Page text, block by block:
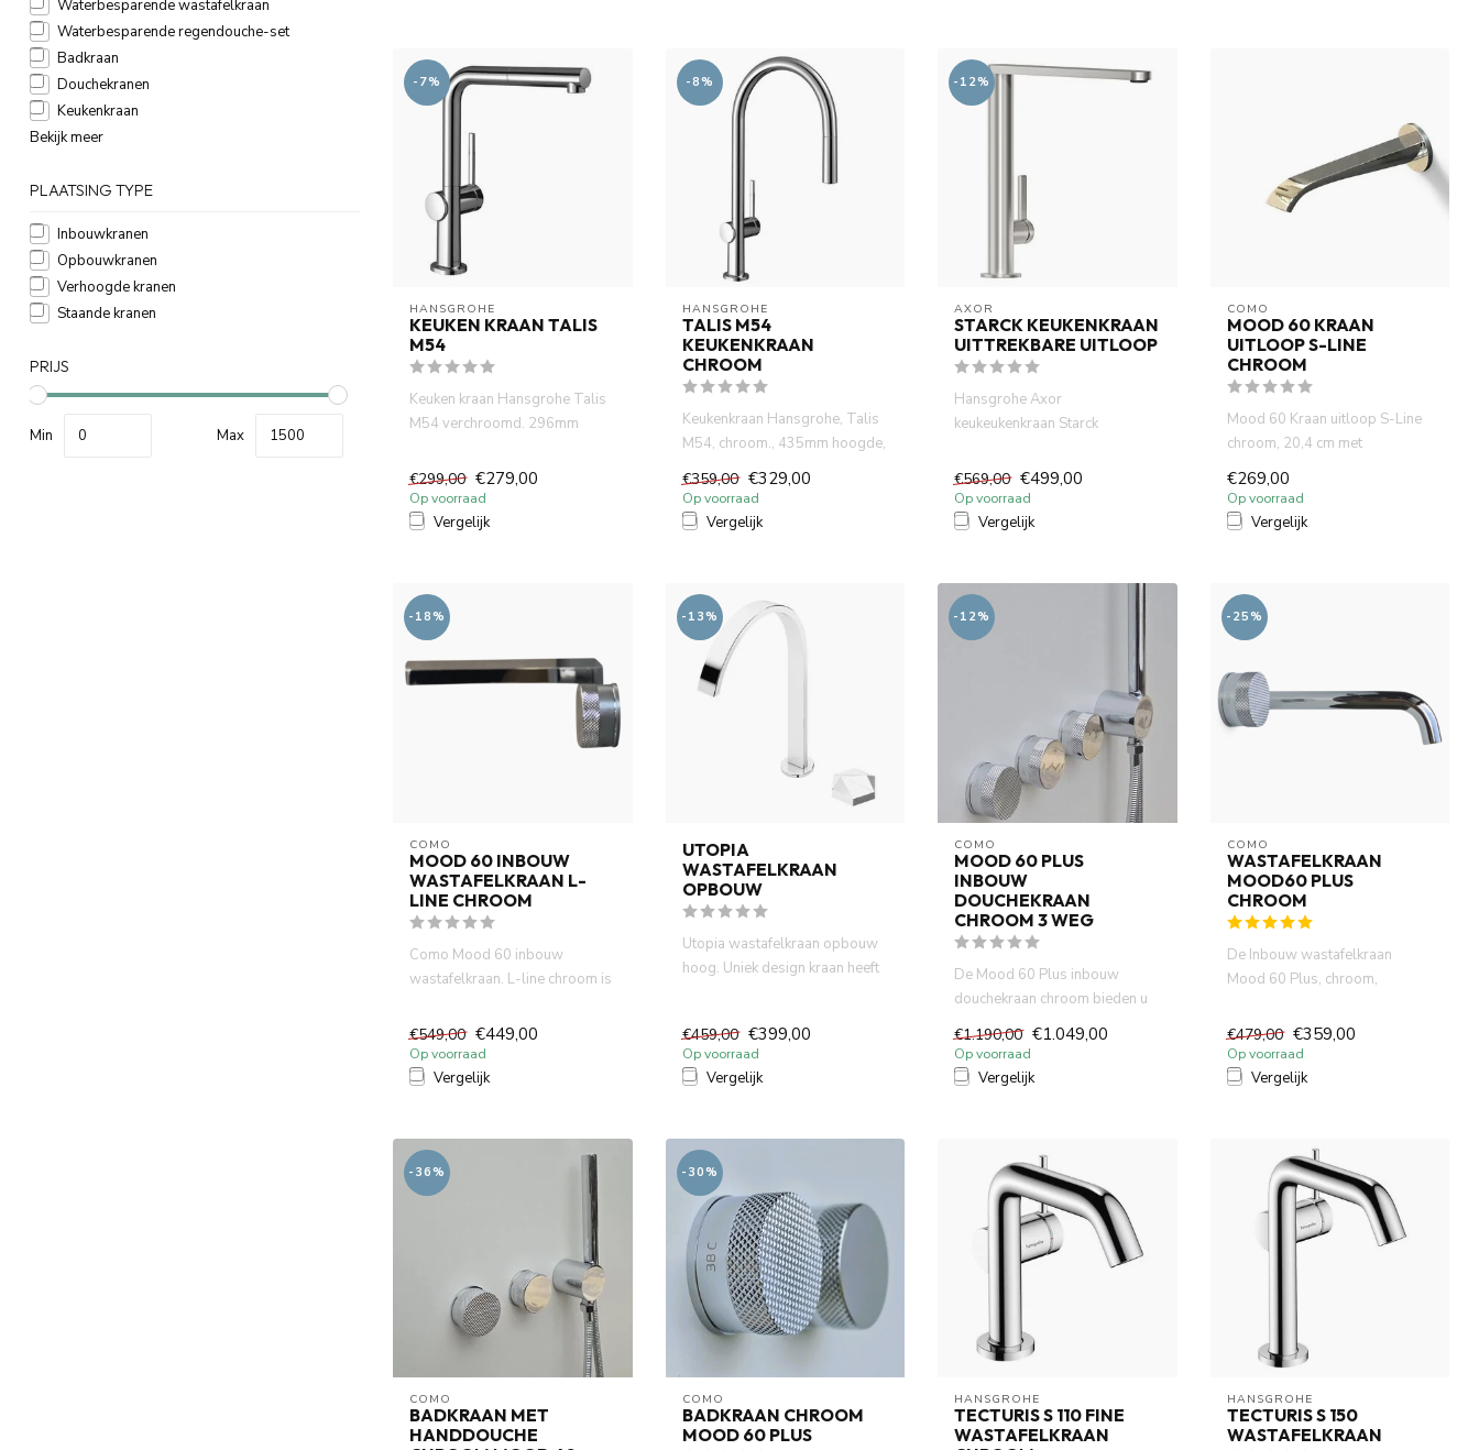
Waterbesparende wastafelkraan
Waterbesparende regendouche-set
Badkraan
Douchekranen
Keukenkraan
Bekijk meer
PLAATSING TYPE
Inbouwkranen
Opbouwkranen
Verhoogde kranen
Staande kranen
PRIJS
Min Max
-7%
HANSGROHE
KEUKEN KRAAN TALIS
M54
Keuken kraan Hansgrohe Talis
M54 verchroomd. 296mm
handdouch...
€299,00 €279,00
Op voorraad
Vergelijk
-8%
HANSGROHE
TALIS M54
KEUKENKRAAN
CHROOM
Keukenkraan Hansgrohe, Talis
M54, chroom., 435mm hoogde,
uittrekbare hoge uitloo...
€359,00 €329,00
Op voorraad
Vergelijk
-12%
AXOR
STARCK KEUKENKRAAN
UITTREKBARE UITLOOP
Hansgrohe Axor
keukeukenkraan Starck
kraanuitloop, eenh...
€569,00 €499,00
Op voorraad
Vergelijk
COMO
MOOD 60 KRAAN
UITLOOP S-LINE
CHROOM
Mood 60 Kraan uitloop S-Line
chroom, 20,4 cm met
waterbesparende functie, 7,5 ...
€269,00
Op voorraad
Vergelijk
-18%
COMO
MOOD 60 INBOUW
WASTAFELKRAAN L-
LINE CHROOM
Como Mood 60 inbouw
wastafelkraan. L-line chroom is
mm...
€549,00 €449,00
Op voorraad
Vergelijk
-13%
UTOPIA
WASTAFELKRAAN
OPBOUW
Utopia wastafelkraan opbouw
hoog. Uniek design kraan heeft
€459,00 €399,00
Op voorraad
Vergelijk
-12%
COMO
MOOD 60 PLUS
INBOUW
DOUCHEKRAAN
CHROOM 3 WEG
De Mood 60 Plus inbouw
douchekraan chroom bieden u
€1.190,00 €1.049,00
Op voorraad
Vergelijk
-25%
COMO
WASTAFELKRAAN
MOOD60 PLUS
CHROOM
De Inbouw wastafelkraan
Mood 60 Plus, chroom,
messing. ...
€479,00 €359,00
Op voorraad
Vergelijk
-36%
COMO
BADKRAAN MET
HANDDOUCHE
-30%
COMO
BADKRAAN CHROOM
MOOD 60 PLUS
HANSGROHE
TECTURIS S 110 FINE
WASTAFELKRAAN
HANSGROHE
TECTURIS S 150
WASTAFELKRAAN